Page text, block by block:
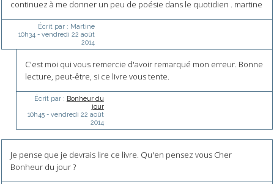
continuez à me donner un peu de poésie dans le quotidien . martine
Écrit par : Martine
10h34 - vendredi 22 août
2014
C'est moi qui vous remercie d'avoir remarqué mon erreur. Bonne
lecture, peut-être, si ce livre vous tente.
Écrit par : Bonheur du
jour
10h45- vendredi 22 août
2014
Je pense que je devrais lire ce livre. Qu'en pensez vous Cher
Bonheur du jour ?